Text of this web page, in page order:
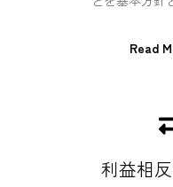
Read
利益相